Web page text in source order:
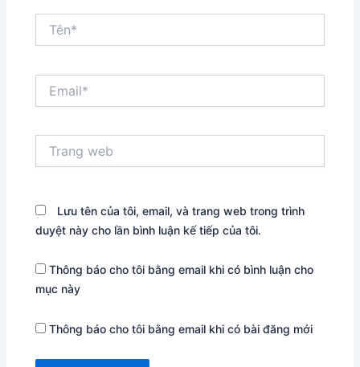
web
Lưu tên của tôi, email, và trang web trong trình
duyệt này cho lần bình luận kế tiếp của tôi.
Thông báo cho tôi bằng email khi có bình luận cho
mục này
Thông báo cho tôi bằng email khi có bài đăng mới